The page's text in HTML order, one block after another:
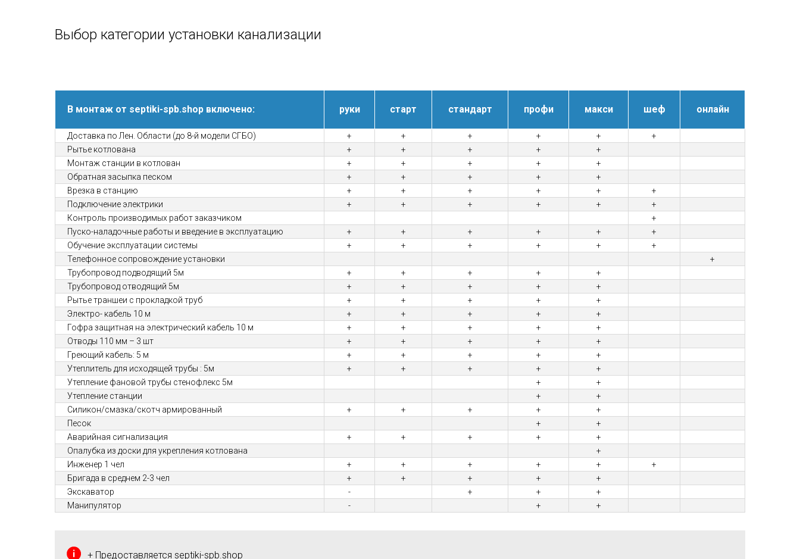
Выбор категории установки канализации
В монтаж от septiki-spb.shop включено: руки старт стандарт профи макси шеф онлайн
Доставка по Лен. Области (до 8-й модели СГБО) + + + + +
+
Рытье котлована
+ + + +
+
Монтаж станции в котлован
+ + + +
+
Обратная засыпка песком
+ + + +
+
Врезка в станцию
+ + + + +
+
Подключение электрики
+ + + + +
+
Контроль производимых работ заказчиком
+
Пуско-наладочные работы и введение в эксплуатацию
+ + + + +
+
Обучение эксплуатации системы
+ + + + +
+
Телефонное сопровождение установки
+
Трубопровод подводящий 5м
+ + + +
+
Трубопровод отводящий 5м
+ + + +
+
Рытье траншеи с прокладкой труб
+ + + +
+
Электро- кабель 10 м
+ + + +
+
Гофра защитная на электрический кабель 10 м
+ + + +
+
Отводы 110 мм – 3 шт
+ + + +
+
Греющий кабель: 5 м
+ + + +
+
Утеплитель для исходящей трубы : 5м
+ + + +
+
Утепление фановой трубы стенофлекс 5м
+
+
Утепление станции
+
+
Силикон/смазка/скотч армированный
+ + + +
+
Песок
+
+
Аварийная сигнализация
+ + + +
+
Опалубка из доски для укрепления котлована
+
Инженер 1 чел
+ + + + +
+
Бригада в среднем 2-3 чел
+ + + +
+
Экскаватор
- + +
+
Манипулятор
- + +
+ Предоставляется septiki-spb.shop